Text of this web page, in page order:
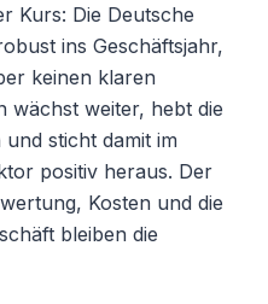
Kurs: Die Deutsche
ins Geschäftsjahr,
keinen klaren
wächst weiter, hebt die
sticht damit im
positiv heraus. Der
Kosten und die
bleiben die